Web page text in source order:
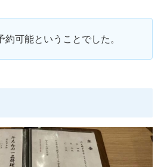
約可能ということでした。